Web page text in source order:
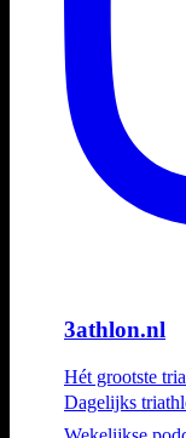
3athlon.nl
Hét grootste
Dagelijks